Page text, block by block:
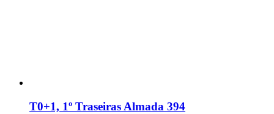
T0+1, 1º Traseiras Almada 394